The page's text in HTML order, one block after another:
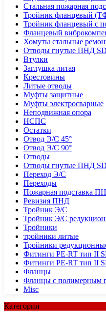
Стальная пожарная
Тройник фланцевый
Тройник фланцевый с
Фланцевый
Хомуты стальные
Отводы гнутые ПНД
Втулки
Заглушка литая
Крестовины
Литые отводы
Муфты защитные
Муфты электросварные
Неподвижная опора
НСПС
Остатки
Отвод Э/С 45°
Отвод Э/С 90°
Отводы
Отводы гнутые ПНД
Переход Э/С
Переходы
Пожарная подставка
Ревизия ПНД
Тройник Э/С
Тройник Э/С
Тройники
тройники литые
Тройники
Фитинги PE-RT тип II
Фитинги PE-RT тип II
Фланцы
Фланцы с полимерным
Misc
Категории